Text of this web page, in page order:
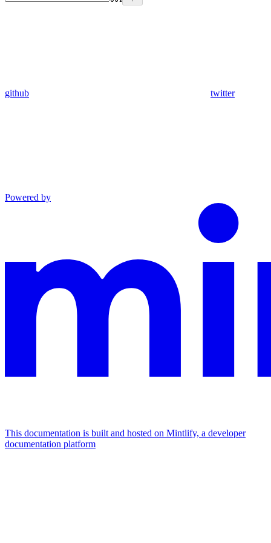
github twitter
Powered by
This documentation is built and hosted on Mintlify, a developer
documentation platform